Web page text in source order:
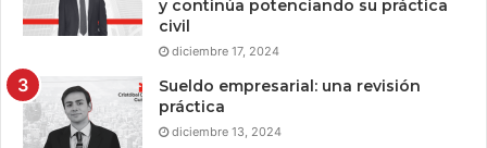
y continúa potenciando su práctica
civil
diciembre 17, 2024
Sueldo empresarial: una revisión
práctica
diciembre 13, 2024